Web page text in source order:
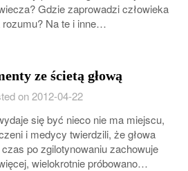
Gdzie zaprowadzi człowieka
rozumu? Na te i inne…
ze ścietą głową
on 2012-04-22
się być nieco nie ma miejscu,
i medycy twierdzili, że głowa
po zgilotynowaniu zachowuje
wielokrotnie próbowano…